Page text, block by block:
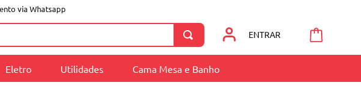
via Whatsapp
ENTRAR
Eletro Utilidades Cama Mesa e Banho